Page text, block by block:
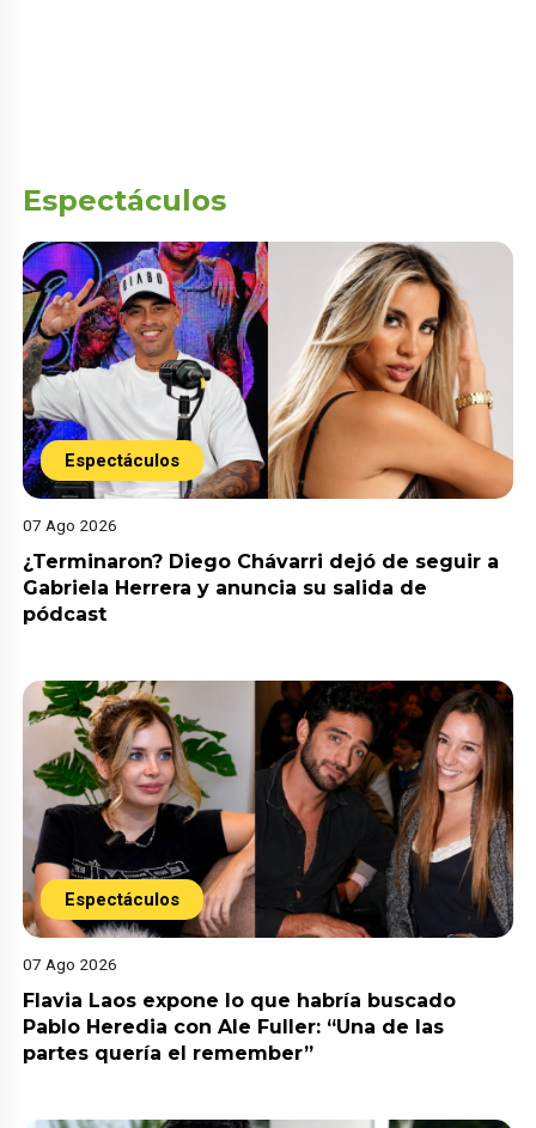
Espectáculos
Espectáculos
07 Ago 2026
¿Terminaron? Diego Chávarri dejó de seguir a
Gabriela Herrera y anuncia su salida de
pódcast
Espectáculos
07 Ago 2026
Flavia Laos expone lo que habría buscado
Pablo Heredia con Ale Fuller: “Una de las
partes quería el remember”